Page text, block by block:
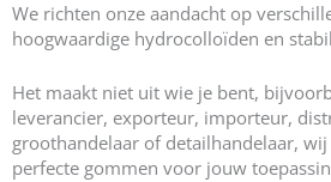
We richten onze aandacht op
hoogwaardige hydrocolloïden en
Het maakt niet uit wie je bent,
leverancier, exporteur, importeur,
groothandelaar of detailhandelaar,
perfecte gommen voor jouw